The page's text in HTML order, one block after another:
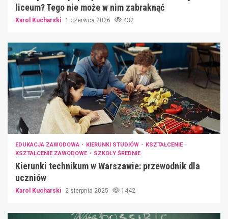
liceum? Tego nie może w nim zabraknąć
Karol Kucharski 1 czerwca 2026 432
EDUKACJA ZAWODOWA KIERUNKI STUDIÓW
KSZTAŁCENIE
KSZTAŁCENIE ZAWODOWE
SZKOŁY ŚREDNIE
Kierunki technikum w Warszawie: przewodnik dla
uczniów
Karol Kucharski 2 sierpnia 2025 1442